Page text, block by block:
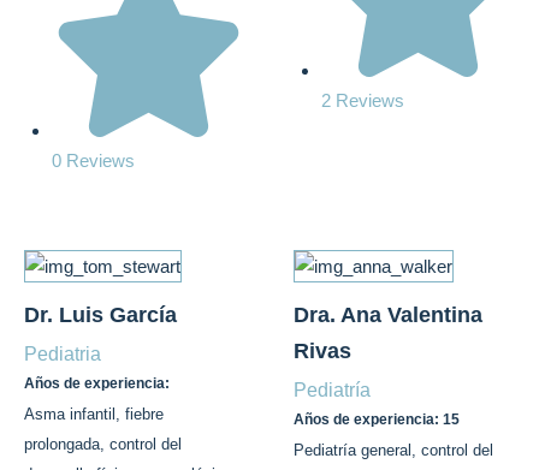
0 Reviews
2 Reviews
Dr. Luis García
Pediatria
Años de experiencia:
Asma infantil, fiebre
prolongada, control del
Dra. Ana Valentina
Rivas
Pediatría
Años de experiencia: 15
Pediatría general, control del